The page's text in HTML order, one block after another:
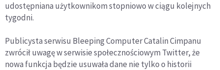
udostępniana użytkownikom stopniowo w ciągu kolejnych
tygodni.
Publicysta serwisu Bleeping Computer Catalin Cimpanu
zwrócił uwagę w serwisie społecznościowym Twitter, że
nowa funkcja będzie usuwała dane nie tylko o historii